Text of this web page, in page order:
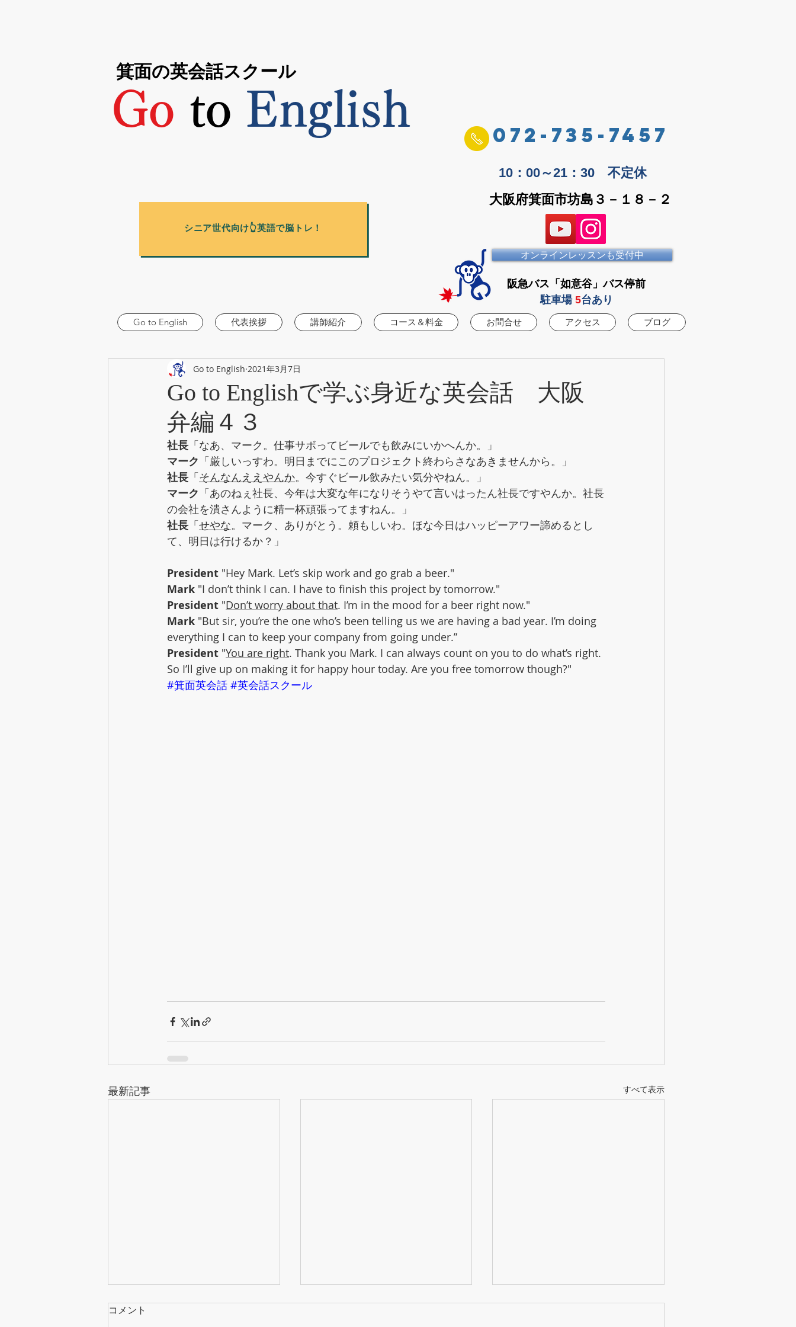
箕面の英会話スクール
Go to English
072-735-7457
10：00～21：30 不定休
シニア世代向け👆英語で脳トレ！
大阪府箕面市坊島３－１８－２
オンラインレッスンも受付中
阪急バス「如意谷」バス停前
駐車場 5台あり
Go to English 代表挨拶 講師紹介 コース＆料金 お問合せ アクセス ブログ
Go to Englishで学ぶ身近な英会話 大阪
弁編４３
Go to English 2021年3月7日
社長 「なあ、マーク。仕事サボってビールでも飲みにいかへんか。」
マーク 「厳しいっすわ。明日までにこのプロジェクト終わらさなあきませんから。」
社長 「そんなんええやんか。今すぐビール飲みたい気分やねん。」
マーク 「あのねぇ社長、今年は大変な年になりそうやて言いはったん社長ですやんか。社長
の会社を潰さんように精一杯頑張ってますねん。」
社長 「せやな。マーク、ありがとう。頼もしいわ。ほな今日はハッピーアワー諦めるとし
て、明日は行けるか？」
President "Hey Mark. Let’s skip work and go grab a beer."
Mark "I don’t think I can. I have to finish this project by tomorrow."
President "Don’t worry about that. I’m in the mood for a beer right now."
Mark "But sir, you’re the one who’s been telling us we are having a bad year. I’m doing
everything I can to keep your company from going under.”
President "You are right. Thank you Mark. I can always count on you to do what’s right.
So I’ll give up on making it for happy hour today. Are you free tomorrow though?"
#箕面英会話 #英会話スクール
最新記事 すべて表示
コメント